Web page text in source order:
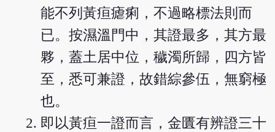
能不列黃疸瘧痢，不過略標法則而
已。按濕溫門中，其證最多，其方最
夥，蓋土居中位，穢濁所歸，四方皆
至，悉可兼證，故錯綜參伍，無窮極
也。
即以黃疸一證而言，金匱有辨證三十